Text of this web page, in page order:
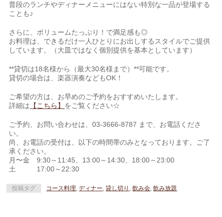
普段のランチやディナーメニューにはない特別な一品が登場する
ことも♪
さらに、ボリュームたっぷり！で満足感も◎
お料理は、できるだけ一人ひとりにお出しするスタイルでご提供
しています。（大皿ではなく個別提供を基本としています）
**貸切は18名様から（最大30名様まで）**可能です。
貸切の場合は、楽器演奏などもOK！
ご希望の方は、お早めのご予約をおすすめいたします。
詳細は 【こちら】 をご覧ください☆
ご予約、お問い合わせは、03-3666-8787 まで、お電話くださ
い。
尚、お電話の受付は、以下の時間帯のみとなっております。ご了
承ください。
月〜金 9:30～11:45、13:00～14:30、18:00～23:00
土 17:00～22:30
投稿タグ コース料理,ディナー,貸し切り ,飲み会,飲み放題